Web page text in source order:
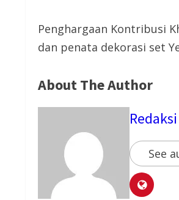
Penghargaan Kontribusi
dan penata dekorasi set
About The Author
See